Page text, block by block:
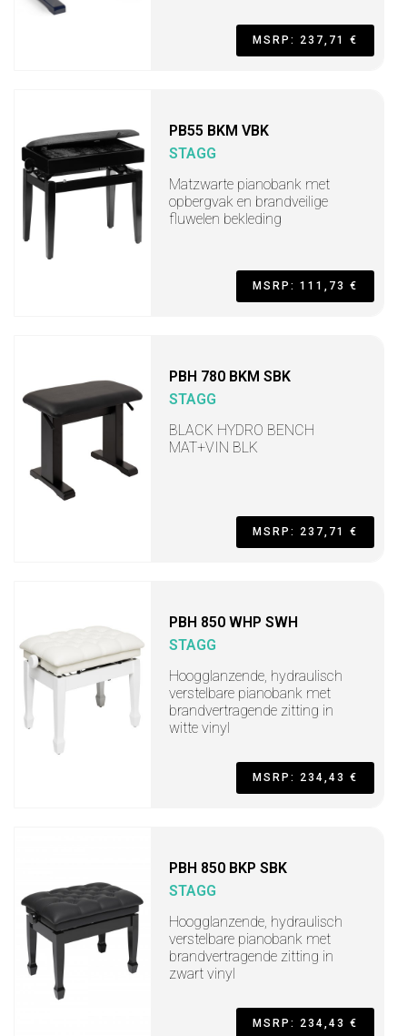
MSRP: 237,71 €
PB55 BKM VBK
STAGG
Matzwarte pianobank met
opbergvak en brandveilige
fluwelen bekleding
MSRP: 111,73 €
PBH 780 BKM SBK
STAGG
BLACK HYDRO BENCH
MAT+VIN BLK
MSRP: 237,71 €
PBH 850 WHP SWH
STAGG
Hoogglanzende, hydraulisch
verstelbare pianobank met
brandvertragende zitting in
witte vinyl
MSRP: 234,43 €
PBH 850 BKP SBK
STAGG
Hoogglanzende, hydraulisch
verstelbare pianobank met
brandvertragende zitting in
zwart vinyl
MSRP: 234,43 €